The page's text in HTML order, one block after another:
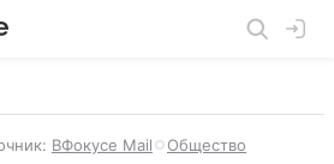
ВФокусе Mail Общество